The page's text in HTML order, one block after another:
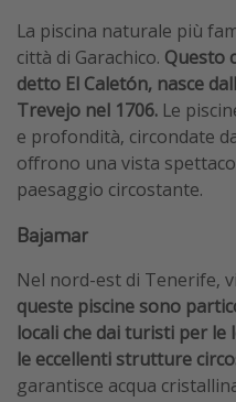
La piscina naturale più
città di Garachico. Questo
detto El Caletón, nasce
Trevejo nel 1706. Le
e profondità, circondate
offrono una vista
paesaggio circostante.
Bajamar
Nel nord-est di Tenerife,
queste piscine sono
locali che dai turisti per
le eccellenti strutture
garantisce acqua